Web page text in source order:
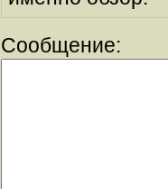
Сообщение: